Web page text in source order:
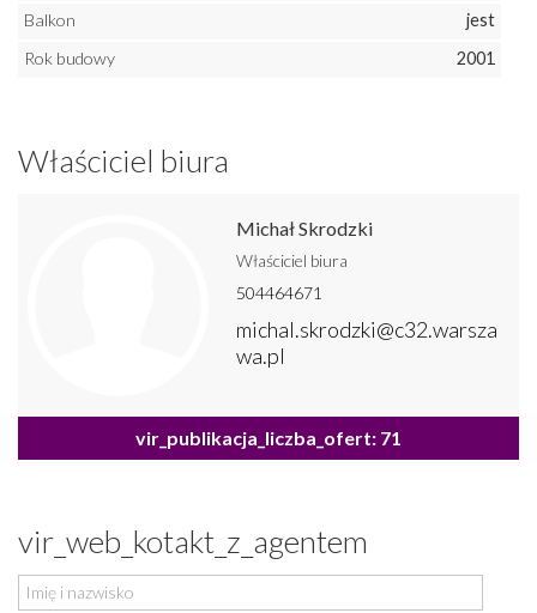
Balkon
jest
Rok budowy
2001
Właściciel biura
Michał Skrodzki
Właściciel biura
504464671
michal.skrodzki@c32.warsza
wa.pl
vir_publikacja_liczba_ofert: 71
vir_web_kotakt_z_agentem